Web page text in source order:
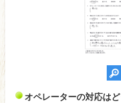
オペレーターの対応は